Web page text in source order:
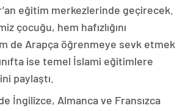
eğitim merkezlerinde geçirecek.
çocuğu, hem hafızlığını
de Arapça öğrenmeye sevk etmek
ise temel İslami eğitimlere
paylaştı.
İngilizce, Almanca ve Fransızca